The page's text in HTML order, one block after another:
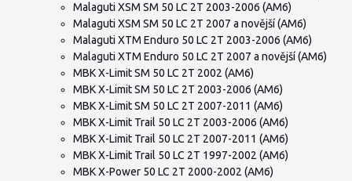
Malaguti XSM SM 50 LC 2T 2003-2006 (AM6)
Malaguti XSM SM 50 LC 2T 2007 a novější (AM6)
Malaguti XTM Enduro 50 LC 2T 2003-2006 (AM6)
Malaguti XTM Enduro 50 LC 2T 2007 a novější (AM6)
MBK X-Limit SM 50 LC 2T 2002 (AM6)
MBK X-Limit SM 50 LC 2T 2003-2006 (AM6)
MBK X-Limit SM 50 LC 2T 2007-2011 (AM6)
MBK X-Limit Trail 50 LC 2T 2003-2006 (AM6)
MBK X-Limit Trail 50 LC 2T 2007-2011 (AM6)
MBK X-Limit Trail 50 LC 2T 1997-2002 (AM6)
MBK X-Power 50 LC 2T 2000-2002 (AM6)